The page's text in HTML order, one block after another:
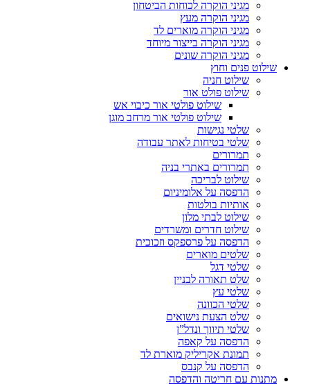
מגיני הוקרה לכוחות הביטחון
מגיני הוקרה מעץ
מגיני הוקרה מוארים לד
מגיני הוקרה בייצור מיוחד
מגיני הוקרה שונים
שילוט פנים וחוץ
שילוט חניה
שילוט פולט אור
שילוט פולטי אור כיבוי אש
שילוט פולטי אור מרחב מוגן
שלטי נגישות
שלטי בטיחות לאתר עבודה
תמרורים
תמרורים באתרי בניה
שילוט לבריכה
הדפסה על אלומיניום
אותיות בולטות
שילוט לבתי מלון
שילוט חדרים ומשרדים
הדפסה על פרספקס וזכוכית
שלטים מוארים
שלטי דגל
שלט תאורה לבניין
שלטי עץ
שלטי הכוונה
שלט הצעת נישואים
שלטי תיווך ונדל”ן
הדפסה על קאפה
תמונת אקריליק מוארת לד
הדפסה על קנבס
מתנות עם חריטה והדפסה